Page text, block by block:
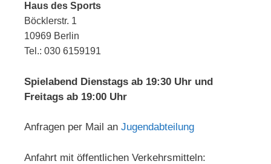
Haus des Sports
Böcklerstr. 1
10969 Berlin
Tel.: 030 6159191
Spielabend Dienstags ab 19:30 Uhr und
Freitags ab 19:00 Uhr
Anfragen per Mail an Jugendabteilung
Anfahrt mit öffentlichen Verkehrsmitteln: